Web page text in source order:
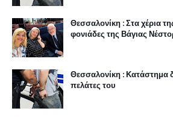
Θεσσαλονίκη : Στα χέρια
φονιάδες της Βάγιας
Θεσσαλονίκη : Κατάστημα
πελάτες του